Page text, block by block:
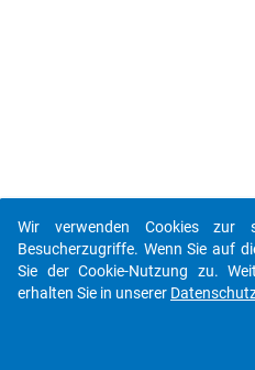
Wir verwenden Cookies zur
Besucherzugriffe. Wenn Sie auf
Sie der Cookie-Nutzung zu.
erhalten Sie in unserer